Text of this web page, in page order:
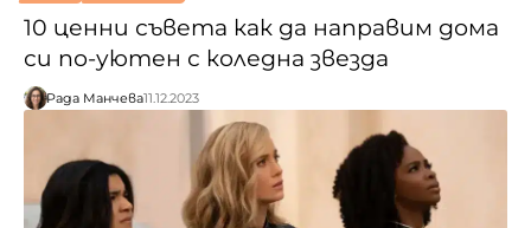
10 ценни съвета как да направим дома
си по-уютен с коледна звезда
Рада Манчева11.12.2023